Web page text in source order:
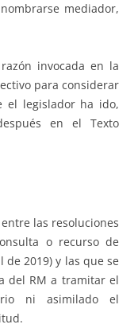
mediador,
invocada en la
para considerar
el legislador ha ido,
en el Texto
las resoluciones
o recurso de
2019) y las que se
del RM a tramitar el
ni asimilado el